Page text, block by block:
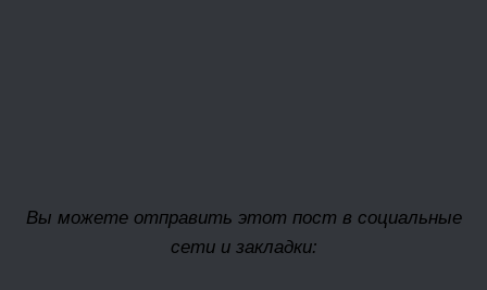
Вы можете отправить этот пост в социальные
сети и закладки: